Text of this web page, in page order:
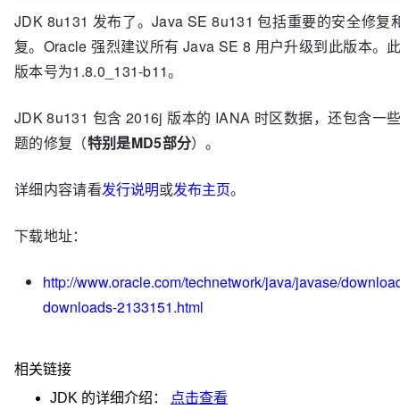
JDK 8u131 发布了。Java SE 8u131 包括重要的安全修复
复。Oracle 强烈建议所有 Java SE 8 用户升级到此版本。
版本号为1.8.0_131-b11。
JDK 8u131 包含 2016j 版本的 IANA 时区数据，还包含一
题的修复（特别是MD5部分）。
详细内容请看发行说明或发布主页。
下载地址：
http://www.oracle.com/technetwork/java/javase/
downloads-2133151.html
相关链接
JDK 的详细介绍： 点击查看